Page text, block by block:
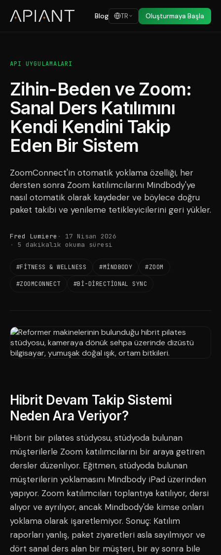
Blog TR Oluşturmaya Başla
API UYGULAMALARI
Zihin-Beden ve Zoom:
Sanal Ders Katılımını
Kendi Kendini Takip
Eden Bir Sistem
ZoomConnect'in otomatik yoklama özelliği, her
dersten sonra Zoom katılımcılarını Mindbody'ye
nasıl otomatik olarak kaydeder ve böylece doğru
paket takibi ve yenileme tetikleyicilerini geri yükler.
Fred Lumiere
17 Nisan 2026
5 dakikalık okuma süresi
#FITNESS & WELLNESS #MINDBODY #ZOOM
#ZOOMCONNECT #BI-DIRECTIONAL SYNC
Hibrit Devam Takip Sistemi
Neden Ara Veriyor?
Hibrit bir pilates stüdyosu, stüdyoda bulunan
müşterilerle Zoom katılımcılarını bir araya getiren
dersler düzenliyor. Eğitmen, stüdyoda bulunan
müşterilerin yoklamasını Mindbody iPad üzerinden
yapıyor. Zoom katılımcıları toplantıya katılıyor, dersi
alıyor ve ayrılıyor, ancak Mindbody'de kimse onları
yoklama olarak işaretlemiyor. Sonuç: Katılım
raporları yanlış, paket ziyaretleri asla sayılmıyor ve
dört sanal ders alan bir müşteri, bir ay sonra bile